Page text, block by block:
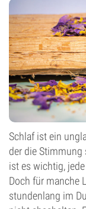
Schlaf ist ein
der die Stimmung
ist es wichtig,
Doch für manche
stundenlang im